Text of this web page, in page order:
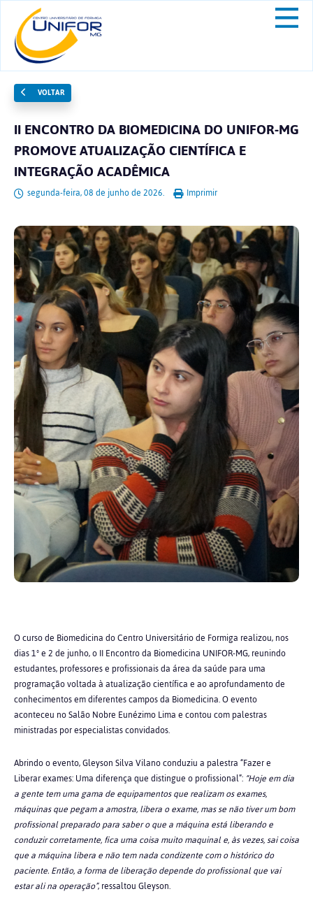
VOLTAR
II ENCONTRO DA BIOMEDICINA DO UNIFOR-MG
PROMOVE ATUALIZAÇÃO CIENTÍFICA E
INTEGRAÇÃO ACADÊMICA
segunda-feira, 08 de junho de 2026. Imprimir
O curso de Biomedicina do Centro Universitário de Formiga realizou, nos
dias 1º e 2 de junho, o II Encontro da Biomedicina UNIFOR-MG, reunindo
estudantes, professores e profissionais da área da saúde para uma
programação voltada à atualização científica e ao aprofundamento de
conhecimentos em diferentes campos da Biomedicina. O evento
aconteceu no Salão Nobre Eunézimo Lima e contou com palestras
ministradas por especialistas convidados.
Abrindo o evento, Gleyson Silva Vilano conduziu a palestra “Fazer e
Liberar exames: Uma diferença que distingue o profissional”: “Hoje em dia
a gente tem uma gama de equipamentos que realizam os exames,
máquinas que pegam a amostra, libera o exame, mas se não tiver um bom
profissional preparado para saber o que a máquina está liberando e
conduzir corretamente, fica uma coisa muito maquinal e, às vezes, sai coisa
que a máquina libera e não tem nada condizente com o histórico do
paciente. Então, a forma de liberação depende do profissional que vai
estar ali na operação”, ressaltou Gleyson.